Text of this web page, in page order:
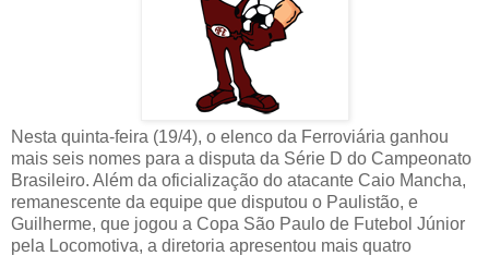
Nesta quinta-feira (19/4), o elenco da Ferroviária ganhou
mais seis nomes para a disputa da Série D do Campeonato
Brasileiro. Além da oficialização do atacante Caio Mancha,
remanescente da equipe que disputou o Paulistão, e
Guilherme, que jogou a Copa São Paulo de Futebol Júnior
pela Locomotiva, a diretoria apresentou mais quatro